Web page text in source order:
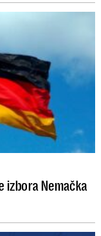
izbora Nemačka